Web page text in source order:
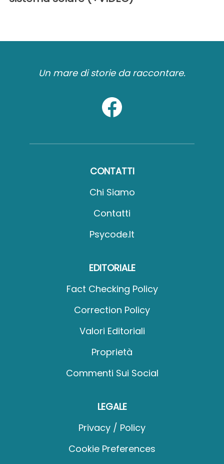
Un mare di storie da raccontare.
CONTATTI
Chi Siamo
Contatti
Psycode.it
EDITORIALE
Fact Checking Policy
Correction Policy
Valori Editoriali
Proprietà
Commenti Sui Social
LEGALE
Privacy / Policy
Cookie Preferences